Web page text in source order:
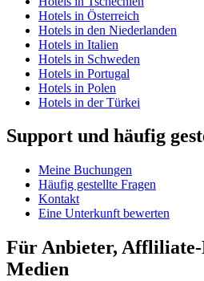
Hotels in Österreich
Hotels in den Niederlanden
Hotels in Italien
Hotels in Schweden
Hotels in Portugal
Hotels in Polen
Hotels in der Türkei
Support und häufig
Meine Buchungen
Häufig gestellte Fragen
Kontakt
Eine Unterkunft bewerten
Für Anbieter,
Medien